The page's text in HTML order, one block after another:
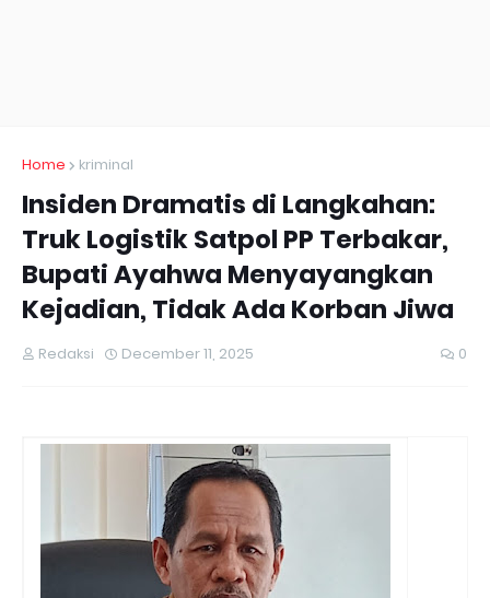
Home kriminal
Insiden Dramatis di Langkahan:
Truk Logistik Satpol PP Terbakar,
Bupati Ayahwa Menyayangkan
Kejadian, Tidak Ada Korban Jiwa
Redaksi December 11, 2025 0